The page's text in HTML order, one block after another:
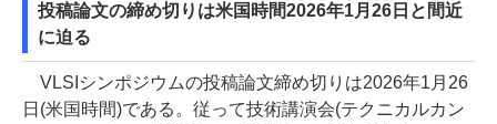
投稿論文の締め切りは米国時間2026年1月26日と間近
に迫る
VLSIシンポジウムの投稿論文締め切りは2026年1月26
日(米国時間)である。従って技術講演会(テクニカルカン